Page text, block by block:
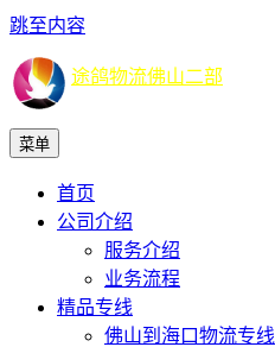
跳至内容
途鸽物流佛山二部
菜单
首页
公司介绍
服务介绍
业务流程
精品专线
佛山到海口物流专线